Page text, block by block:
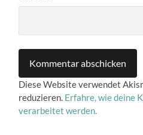
Diese Website verwendet
reduzieren. Erfahre, wie deine
verarbeitet werden.